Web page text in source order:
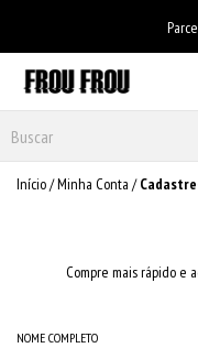
Início/Minha Conta /
Compre mais rápido e
NOME COMPLETO